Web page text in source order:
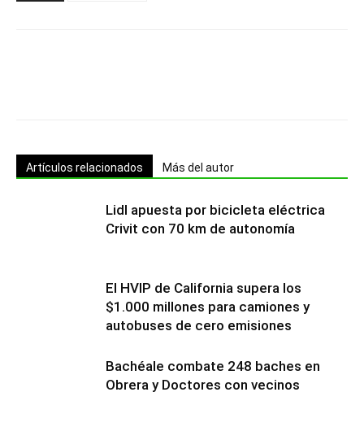
Artículos relacionados Más del autor
Lidl apuesta por bicicleta eléctrica
Crivit con 70 km de autonomía
El HVIP de California supera los
$1.000 millones para camiones y
autobuses de cero emisiones
Bachéale combate 248 baches en
Obrera y Doctores con vecinos